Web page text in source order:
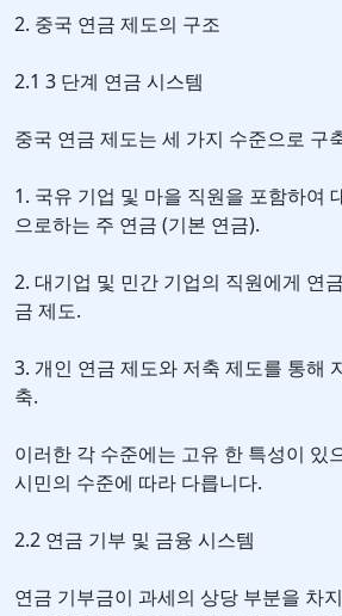
2. 중국 연금 제도의 구조
2.1 3 단계 연금 시스템
중국 연금 제도는 세 가지 수준으로 구
1. 국유 기업 및 마을 직원을 포함하여
으로하는 주 연금 (기본 연금).
2. 대기업 및 민간 기업의 직원에게 연
금 제도.
3. 개인 연금 제도와 저축 제도를 통해
축.
이러한 각 수준에는 고유 한 특성이 있
시민의 수준에 따라 다릅니다.
2.2 연금 기부 및 금융 시스템
연금 기부금이 과세의 상당 부분을 차